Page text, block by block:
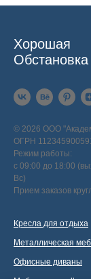
Хорошая
Обстановка
© 2026 ООО
ОГРН
Режим работы:
с 09:00 до 18:00
Вс)
Прием заказов
Кресла для отдыха
Металлическая
Офисные диваны